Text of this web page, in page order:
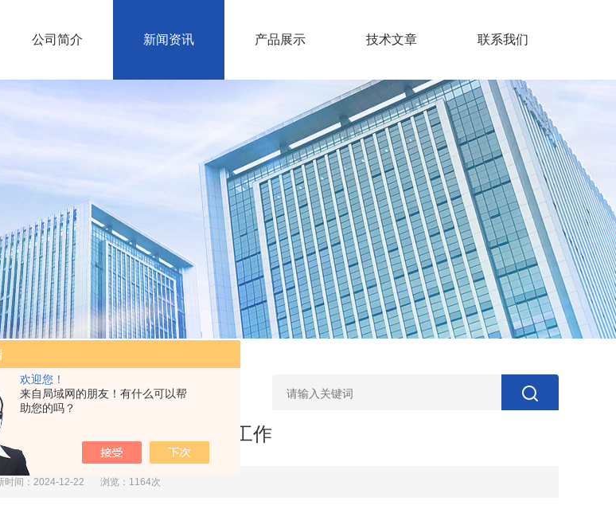
欢迎您！
来自局域网的朋友！有什么可以帮
助您的吗？
公司简介 新闻资讯 产品展示 技术文章 联系我们
可在高温高压环境下正常工作
时间：2024-12-22 浏览：1164次